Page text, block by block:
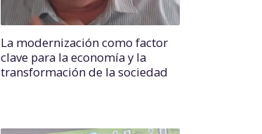
La modernización como factor
clave para la economía y la
transformación de la sociedad